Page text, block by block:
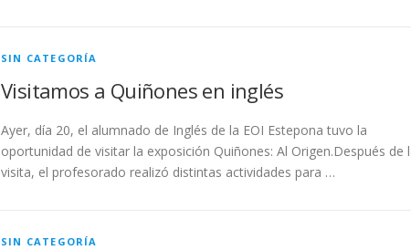
SIN CATEGORÍA
Visitamos a Quiñones en inglés
Ayer, día 20, el alumnado de Inglés de la EOI Estepona tuvo la
oportunidad de visitar la exposición Quiñones: Al Origen.Después de
visita, el profesorado realizó distintas actividades para …
SIN CATEGORÍA